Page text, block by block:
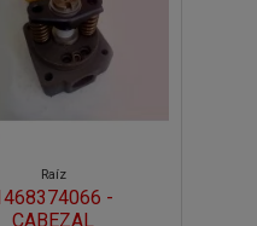
Raíz
-
CABEZAL